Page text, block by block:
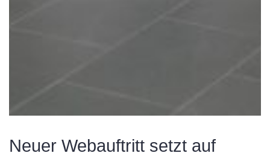
Neuer Webauftritt setzt auf